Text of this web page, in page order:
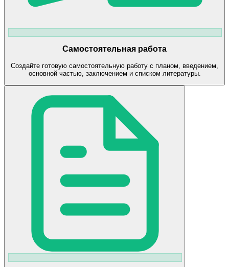
Самостоятельная работа
Создайте готовую самостоятельную работу с планом, введением,
основной частью, заключением и списком литературы.